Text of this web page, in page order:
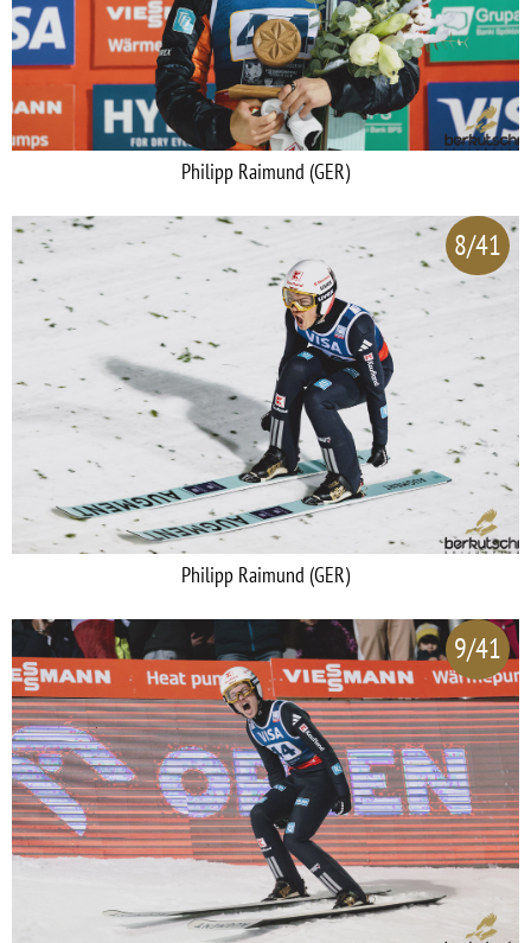
Philipp Raimund (GER)
8/41
Philipp Raimund (GER)
9/41